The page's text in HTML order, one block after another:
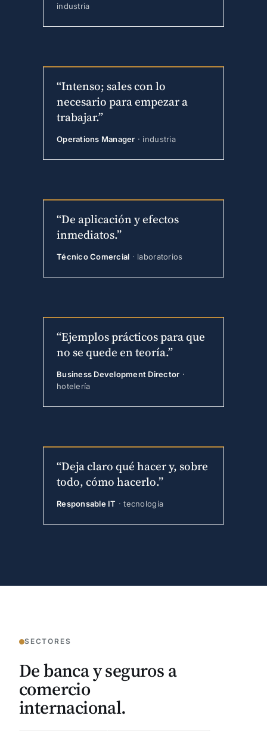
industria
“Intenso; sales con lo
necesario para empezar a
trabajar.”
Operations Manager · industria
“De aplicación y efectos
inmediatos.”
Técnico Comercial · laboratorios
“Ejemplos prácticos para que
no se quede en teoría.”
Business Development Director ·
hotelería
“Deja claro qué hacer y, sobre
todo, cómo hacerlo.”
Responsable IT · tecnología
SECTORES
De banca y seguros a
comercio
internacional.